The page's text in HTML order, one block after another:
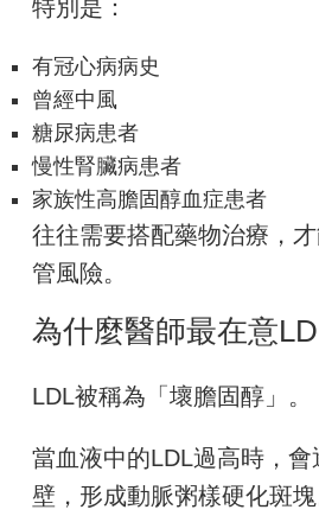
特別是：
有冠心病病史
曾經中風
糖尿病患者
慢性腎臟病患者
家族性高膽固醇血症患者
往往需要搭配藥物治療，
管風險。
為什麼醫師最在意
LDL被稱為「壞膽固醇」。
當血液中的LDL過高時，
壁，形成動脈粥樣硬化斑塊